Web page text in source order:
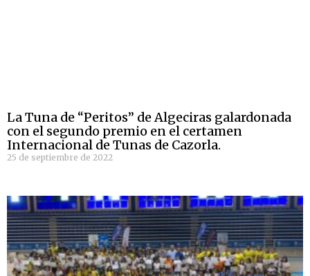
La Tuna de “Peritos” de Algeciras galardonada
con el segundo premio en el certamen
Internacional de Tunas de Cazorla.
25 de septiembre de 2022